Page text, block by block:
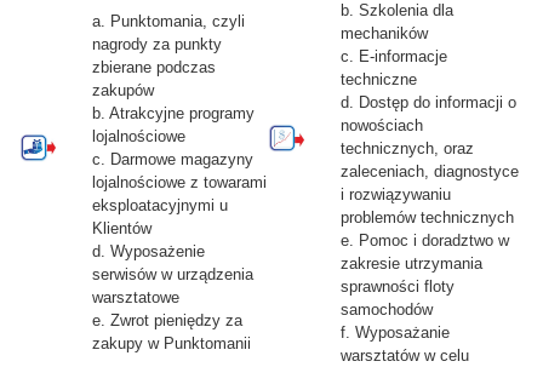
a. Punktomania, czyli
nagrody za punkty
zbierane podczas
zakupów
b. Atrakcyjne programy
lojalnościowe
c. Darmowe magazyny
lojalnościowe z towarami
eksploatacyjnymi u
Klientów
d. Wyposażenie
serwisów w urządzenia
warsztatowe
e. Zwrot pieniędzy za
zakupy w Punktomanii
b. Szkolenia dla
mechaników
c. E-informacje
techniczne
d. Dostęp do informacji o
nowościach
technicznych, oraz
zaleceniach, diagnostyce
i rozwiązywaniu
problemów technicznych
e. Pomoc i doradztwo w
zakresie utrzymania
sprawności floty
samochodów
f. Wyposażanie
warsztatów w celu